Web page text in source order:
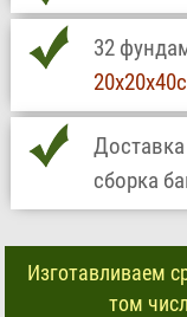
32
сборка
Изготавливаем
том